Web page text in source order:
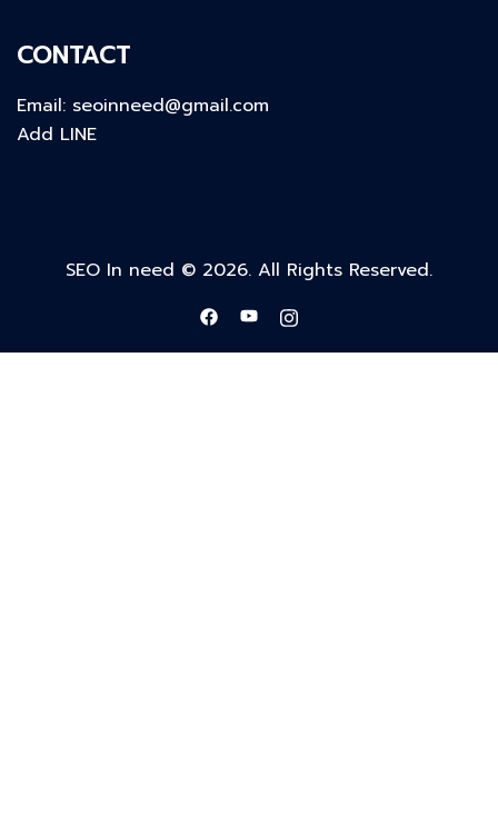
CONTACT
Email: seoinneed@gmail.com
Add LINE
SEO In need © 2026. All Rights Reserved.